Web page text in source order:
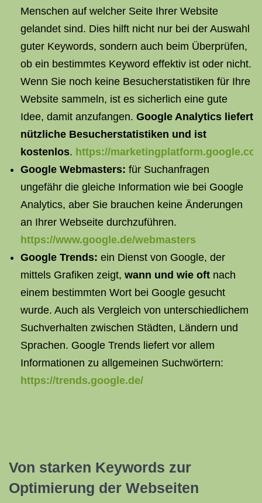
Menschen auf welcher Seite Ihrer Website
gelandet sind. Dies hilft nicht nur bei der Auswahl
guter Keywords, sondern auch beim Überprüfen,
ob ein bestimmtes Keyword effektiv ist oder nicht.
Wenn Sie noch keine Besucherstatistiken für Ihre
Website sammeln, ist es sicherlich eine gute
Idee, damit anzufangen. Google Analytics liefert
nützliche Besucherstatistiken und ist
kostenlos. https://
Google Webmasters: für Suchanfragen
ungefähr die gleiche Information wie bei Google
Analytics, aber Sie brauchen keine Änderungen
an Ihrer Webseite durchzuführen.
https://www.google.de/webmasters
Google Trends: ein Dienst von Google, der
mittels Grafiken zeigt, wann und wie oft nach
einem bestimmten Wort bei Google gesucht
wurde. Auch als Vergleich von unterschiedlichem
Suchverhalten zwischen Städten, Ländern und
Sprachen. Google Trends liefert vor allem
Informationen zu allgemeinen Suchwörtern:
https://trends.google.de/
Von starken Keywords zur
Optimierung der Webseiten